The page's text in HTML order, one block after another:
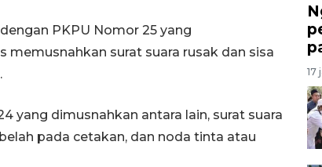
PKPU Nomor 25 yang
surat suara rusak dan sisa
yang dimusnahkan antara lain, surat suara
pada cetakan, dan noda tinta atau
17